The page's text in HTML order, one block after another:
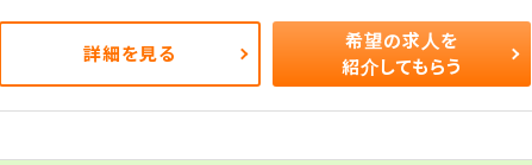
詳細を見る
希望の求人を
紹介してもらう